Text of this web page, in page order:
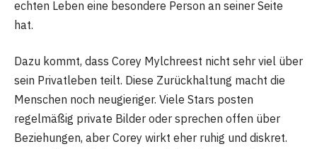
echten Leben eine besondere Person an seiner Seite
hat.
Dazu kommt, dass Corey Mylchreest nicht sehr viel über
sein Privatleben teilt. Diese Zurückhaltung macht die
Menschen noch neugieriger. Viele Stars posten
regelmäßig private Bilder oder sprechen offen über
Beziehungen, aber Corey wirkt eher ruhig und diskret.